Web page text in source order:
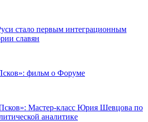
стало первым интеграционным
славян
фильм о Форуме
Мастер-класс Юрия Шевцова по
аналитике